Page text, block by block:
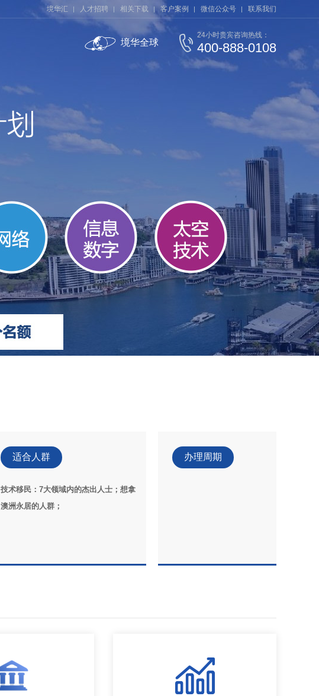
境华汇 人才招聘 相关下载 客户案例 微信公众号 联系我们
24小时贵宾咨询热线：
400-888-0108
境华全球
适合人群
技术移民：7大领域内的杰出人士；想拿
澳洲永居的人群；
办理周期